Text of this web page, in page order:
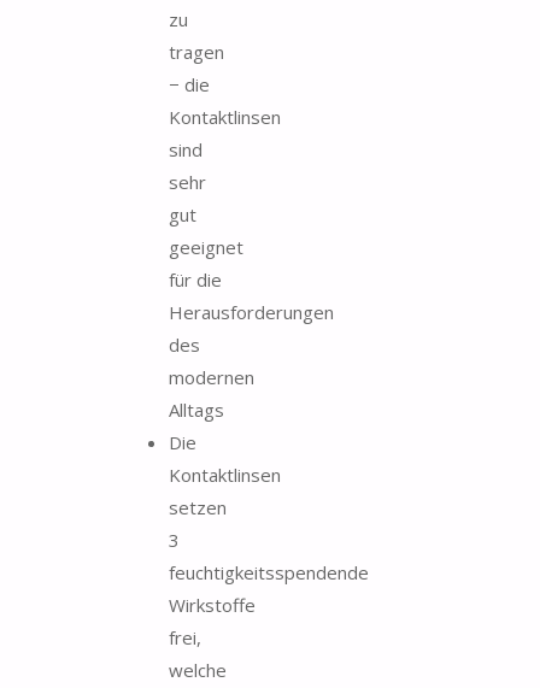
zu
tragen
− die
Kontaktlinsen
sind
sehr
gut
geeignet
für die
Herausforderungen
des
modernen
Alltags
Die
Kontaktlinsen
setzen
3
feuchtigkeitsspendende
Wirkstoffe
frei,
welche